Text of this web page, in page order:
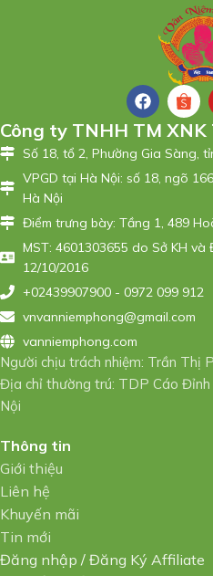
Công ty TNHH TM XNK
Số 18, tổ 2, Phường Gia Sàng,
VPGD tại Hà Nội: số 18, ngõ
Hà Nội
Điểm trưng bày: Tầng 1, 489
MST: 4601303655 do Sở KH
12/10/2016
+02439907900 - 0972 099 912
vnvanniemphong@gmail.com
vanniemphong.com
Người chịu trách nhiệm: Trần Thị
Địa chỉ thường trú: TDP Cáo
Nội
Thông tin
Giới thiệu
Liên hệ
Khuyến mãi
Tin mới
Đăng nhập / Đăng Ký Affiliate